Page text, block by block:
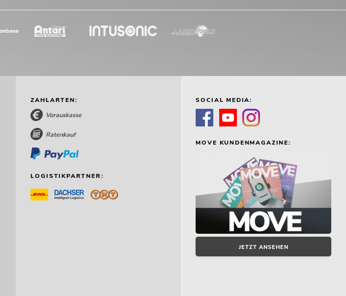
ZAHLARTEN:
Vorauskasse
Ratenkauf
LOGISTIKPARTNER:
SOCIAL MEDIA:
MOVE KUNDENMAGAZINE:
JETZT ANSEHEN